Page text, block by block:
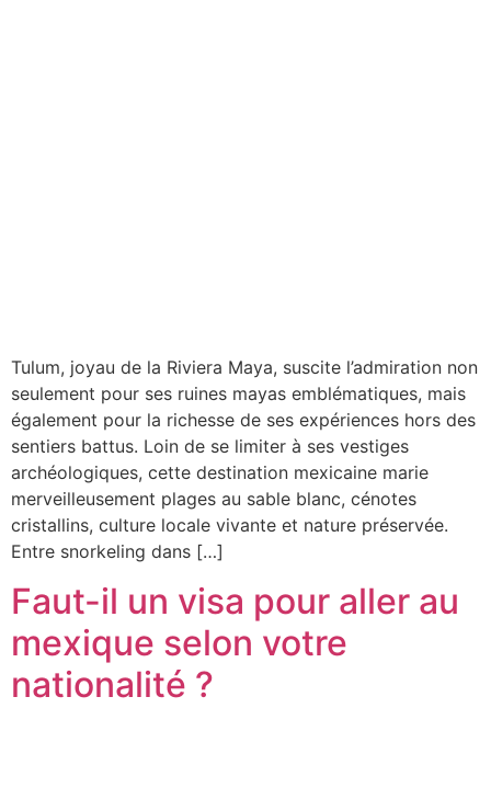
Tulum, joyau de la Riviera Maya, suscite l’admiration non
seulement pour ses ruines mayas emblématiques, mais
également pour la richesse de ses expériences hors des
sentiers battus. Loin de se limiter à ses vestiges
archéologiques, cette destination mexicaine marie
merveilleusement plages au sable blanc, cénotes
cristallins, culture locale vivante et nature préservée.
Entre snorkeling dans […]
Faut-il un visa pour aller au
mexique selon votre
nationalité ?